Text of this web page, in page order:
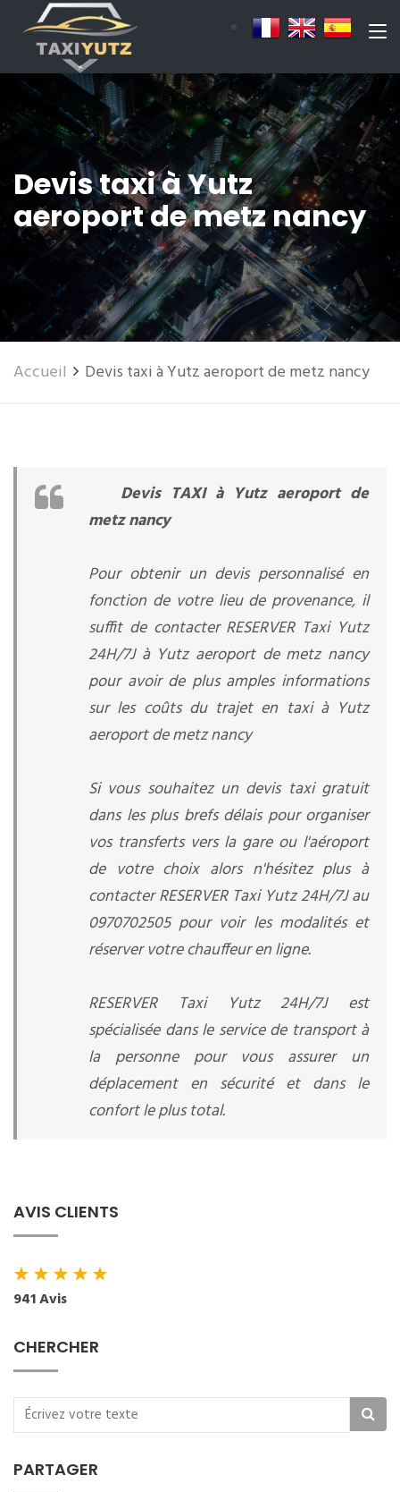
Devis taxi à Yutz
aeroport de metz nancy
Accueil Devis taxi à Yutz aeroport de metz nancy
Devis TAXI à Yutz aeroport de
metz nancy
Pour obtenir un devis personnalisé en
fonction de votre lieu de provenance, il
suffit de contacter RESERVER Taxi Yutz
24H/7J à Yutz aeroport de metz nancy
pour avoir de plus amples informations
sur les coûts du trajet en taxi à Yutz
aeroport de metz nancy
Si vous souhaitez un devis taxi gratuit
dans les plus brefs délais pour organiser
vos transferts vers la gare ou l'aéroport
de votre choix alors n'hésitez plus à
contacter RESERVER Taxi Yutz 24H/7J au
0970702505 pour voir les modalités et
réserver votre chauffeur en ligne.
RESERVER Taxi Yutz 24H/7J est
spécialisée dans le service de transport à
la personne pour vous assurer un
déplacement en sécurité et dans le
confort le plus total.
AVIS CLIENTS
★★★★★
941 Avis
CHERCHER
PARTAGER